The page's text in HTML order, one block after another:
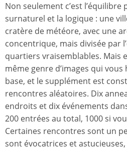
Non seulement c’est
surnaturel et la logique : une
cratère de météore, avec une
concentrique, mais divisée par
quartiers vraisemblables. Mais
même genre d’images qui
base, et le supplément est
rencontres aléatoires. Dix
endroits et dix événements
200 entrées au total, 1000 si
Certaines rencontres sont un
sont évocatrices et